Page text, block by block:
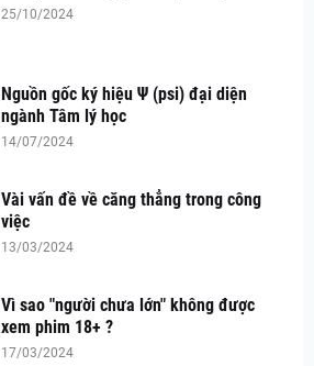
25/10/2024
Nguồn gốc ký hiệu Ψ (psi) đại diện
ngành Tâm lý học
14/07/2024
Vài vấn đề về căng thẳng trong công
việc
13/03/2024
Vì sao "người chưa lớn" không được
xem phim 18+ ?
17/03/2024